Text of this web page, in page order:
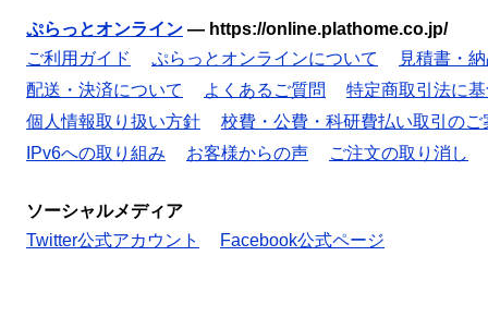
ぷらっとオンライン — https://online.plathome.co.jp/
ご利用ガイド
ぷらっとオンラインについて
見積書・
配送・決済について
よくあるご質問
特定商取引法に
個人情報取り扱い方針
校費・公費・科研費払い取引のご
IPv6への取り組み
お客様からの声 ご注文の取り消し
ソーシャルメディア
Twitter公式アカウント
Facebook公式ページ